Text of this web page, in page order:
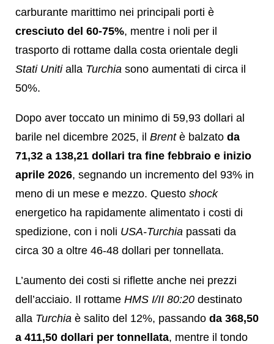
carburante marittimo nei principali porti è
cresciuto del 60-75%, mentre i noli per il
trasporto di rottame dalla costa orientale degli
Stati Unitialla Turchia sono aumentati di circa il
50%.
Dopo aver toccato un minimo di 59,93 dollari al
barile nel dicembre 2025, il Brent è balzato da
71,32 a 138,21 dollari tra fine febbraio e inizio
aprile 2026, segnando un incremento del 93% in
meno di un mese e mezzo. Questo shock
energetico ha rapidamente alimentato i costi di
spedizione, con i noli USA-Turchia passati da
circa 30 a oltre 46-48 dollari per tonnellata.
L’aumento dei costi si riflette anche nei prezzi
dell’acciaio. Il rottame HMS I/II 80:20 destinato
alla Turchia è salito del 12%, passando da 368,50
a 411,50 dollari per tonnellata, mentre il tondo